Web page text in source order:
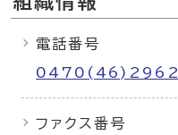
電話番号
0470(46)2962
ファクス番号